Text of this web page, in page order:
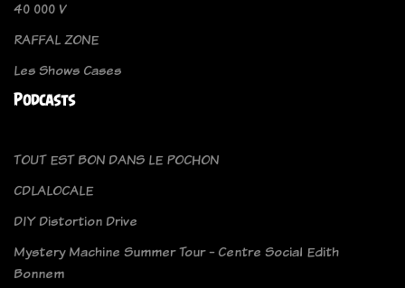
40 000 V
RAFFAL ZONE
Les Shows Cases
Podcasts
TOUT EST BON DANS LE POCHON
CDLALOCALE
DIY Distortion Drive
Mystery Machine Summer Tour - Centre Social Edith
Bonnem